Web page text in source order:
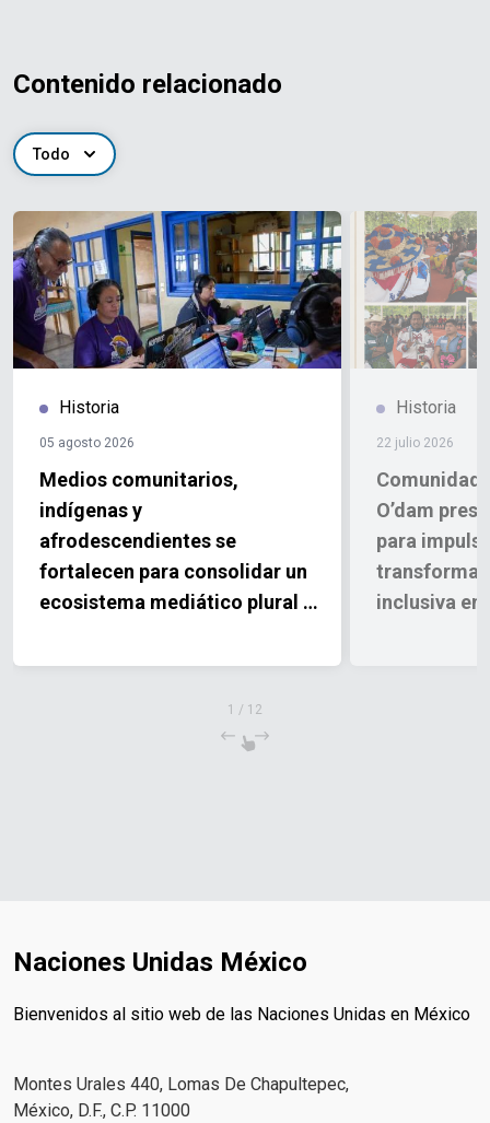
Contenido relacionado
Todo
Historia
05 agosto 2026
Medios comunitarios,
indígenas y
afrodescendientes se
fortalecen para consolidar un
ecosistema mediático plural y
Historia
22 julio 2026
O’dam
para
inclusiva en
1 / 12
Naciones Unidas México
Bienvenidos al sitio web de las Naciones Unidas en México
Montes Urales 440, Lomas De Chapultepec,
México, D.F., C.P. 11000